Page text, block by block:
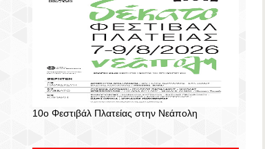
10ο Φεστιβάλ Πλατείας στην Νεάπολη